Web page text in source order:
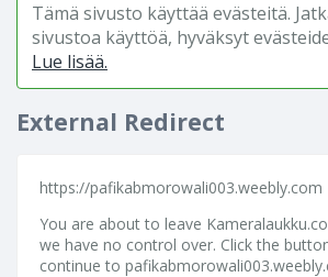
Tämä sivusto käyttää evästeitä.
sivustoa käyttöä, hyväksyt
Lue lisää.
External Redirect
https://pafikabmorowali003.weebly.com
You are about to leave
we have no control over. Click the
continue to